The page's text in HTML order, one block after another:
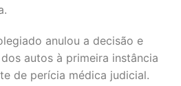
anulou a decisão e
autos à primeira instância
de perícia médica judicial.